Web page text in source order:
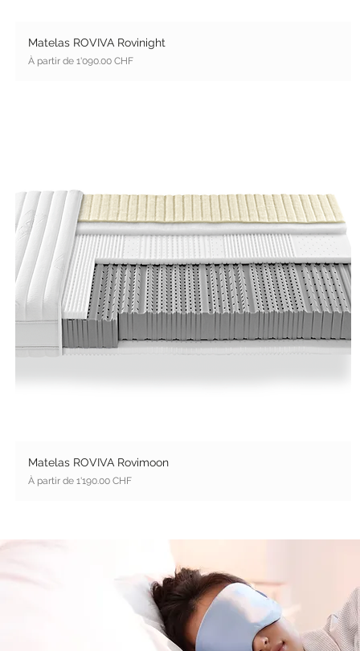
Matelas ROVIVA Rovinight
À partir de1'090.00 CHF
Prix promotionnel
Matelas ROVIVA Rovimoon
À partir de1'190.00 CHF
Prix promotionnel